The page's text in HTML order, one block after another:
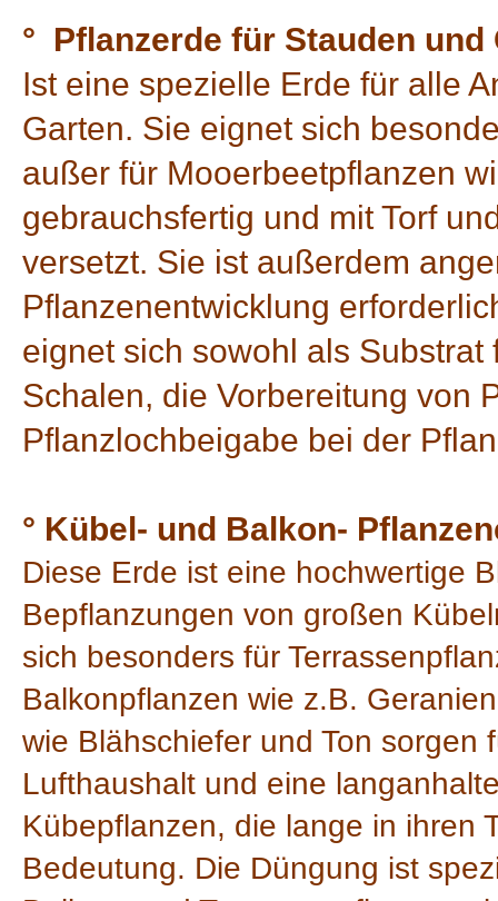
° Pflanzerde für Stauden und
Ist eine spezielle Erde für alle
Garten. Sie eignet sich
außer für Mooerbeetpflanzen
gebrauchsfertig und mit Torf
versetzt. Sie ist außerdem
Pflanzenentwicklung
eignet sich sowohl als
Schalen, die Vorbereitung von
Pflanzlochbeigabe bei der
° Kübel- und Balkon-
Diese Erde ist eine hochwertige
Bepflanzungen von großen
sich besonders für
Balkonpflanzen wie z.B.
wie Blähschiefer und Ton sorgen
Lufthaushalt und eine
Kübepflanzen, die lange in ihren
Bedeutung. Die Düngung ist